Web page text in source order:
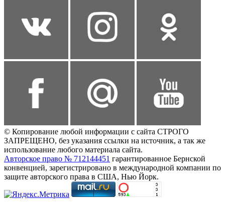
© Копирование любой информации с сайта СТРОГО
ЗАПРЕЩЕНО, без указания ссылки на источник, а так же
использование любого материала сайта.
Авторское право № 712144451 гарантированное Бернской
конвенцией, зарегистрировано в международной компании по
защите авторского права в США, Нью Йорк.